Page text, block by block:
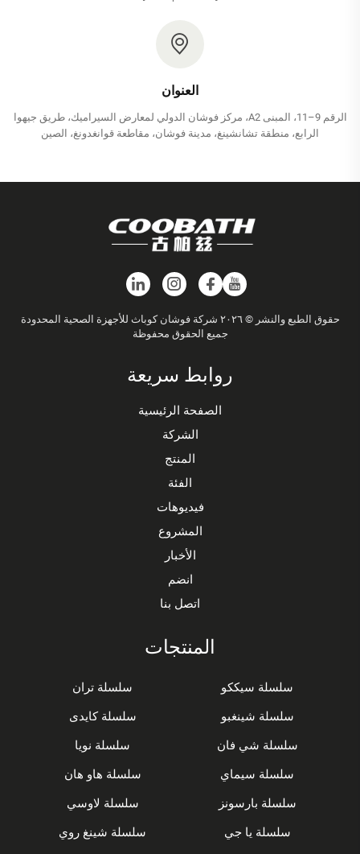
العنوان
الرقم 9–11، المبنى A2، مركز فوشان الدولي لمعارض السيراميك، طريق جيهوا
الرابع، منطقة تشانشينغ، مدينة فوشان، مقاطعة قوانغدونغ، الصين
حقوق الطبع والنشر © ٢٠٢٦ شركة فوشان كوباث للأجهزة الصحية المحدودة
جميع الحقوق محفوظة
روابط سريعة
الصفحة الرئيسية
الشركة
المنتج
الفئة
فيديوهات
المشروع
الأخبار
انضم
اتصل بنا
المنتجات
سلسلة سيككو
سلسلة تران
سلسلة شينغبو
سلسلة كايدى
سلسلة شي فان
سلسلة نويا
سلسلة سيماي
سلسلة هاو هان
سلسلة بارسونز
سلسلة لاوسي
سلسلة يا جي
سلسلة شينغ روي